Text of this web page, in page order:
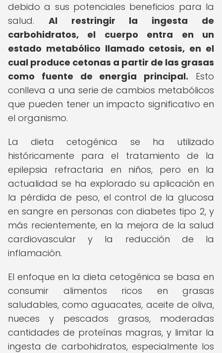
debido a sus potenciales beneficios para la
salud. Al restringir la ingesta de
carbohidratos, el cuerpo entra en un
estado metabólico llamado cetosis, en el
cual produce cetonas a partir de las grasas
como fuente de energía principal. Esto
conlleva a una serie de cambios metabólicos
que pueden tener un impacto significativo en
el organismo.
La dieta cetogénica se ha utilizado
históricamente para el tratamiento de la
epilepsia refractaria en niños, pero en la
actualidad se ha explorado su aplicación en
la pérdida de peso, el control de la glucosa
en sangre en personas con diabetes tipo 2, y
más recientemente, en la mejora de la salud
cardiovascular y la reducción de la
inflamación.
El enfoque en la dieta cetogénica se basa en
consumir alimentos ricos en grasas
saludables, como aguacates, aceite de oliva,
nueces y pescados grasos, moderadas
cantidades de proteínas magras, y limitar la
ingesta de carbohidratos, especialmente los